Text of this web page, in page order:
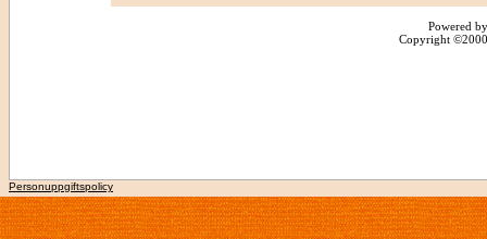
Powered
Copyright
Personuppgiftspolicy